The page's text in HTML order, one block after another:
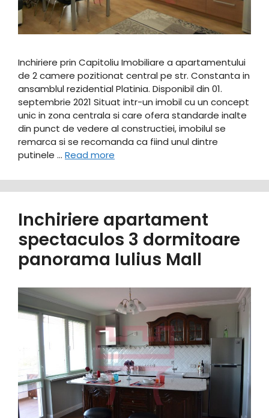
Inchiriere prin Capitoliu Imobiliare a apartamentului
de 2 camere pozitionat central pe str. Constanta in
ansamblul rezidential Platinia. Disponibil din 01.
septembrie 2021 Situat intr-un imobil cu un concept
unic in zona centrala si care ofera standarde inalte
din punct de vedere al constructiei, imobilul se
remarca si se recomanda ca fiind unul dintre
putinele … Read more
Inchiriere apartament
spectaculos 3 dormitoare
panorama Iulius Mall